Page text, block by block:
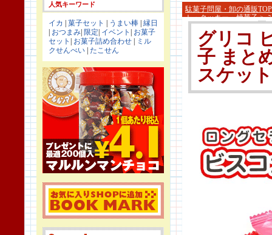
人気キーワード
イカ 菓子セット うまい棒 縁日
おつまみ 限定 イベント
お菓子
セット
お菓子詰め合わせ
ミル
クせんべい たこせん
駄菓子問屋・卸の通販TOP
ト・クッキー・焼菓子>
グリコ
子 まと
スケッ